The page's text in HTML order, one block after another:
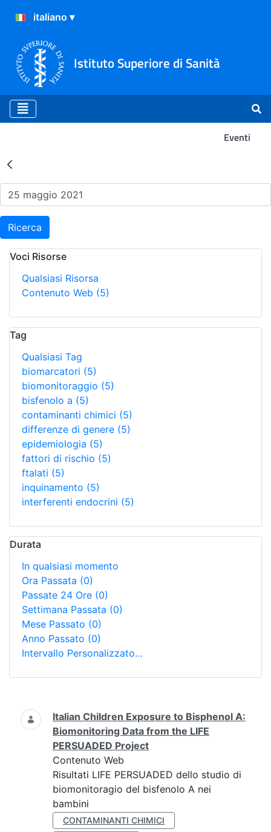
Istituto Superiore di Sanità
Eventi
Risultati della Ricerca -
Ricerca
Voci Risorse
Qualsiasi Risorsa
Contenuto Web (5)
Tag
Qualsiasi Tag
biomarcatori (5)
biomonitoraggio (5)
bisfenolo a (5)
contaminanti chimici (5)
differenze di genere (5)
epidemiologia (5)
fattori di rischio (5)
ftalati (5)
inquinamento (5)
interferenti endocrini (5)
Durata
In qualsiasi momento
Ora Passata (0)
Passate 24 Ore (0)
Settimana Passata (0)
Mese Passato (0)
Anno Passato (0)
Intervallo Personalizzato…
Ricerca
Italian Children Exposure to Bisphenol A:
Biomonitoring Data from the LIFE
PERSUADED Project
Contenuto Web
Risultati LIFE PERSUADED dello studio di
biomonitoragio del bisfenolo A nei
bambini
CONTAMINANTI CHIMICI